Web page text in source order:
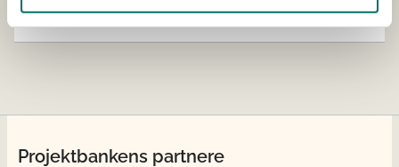
Projektbankens partnere